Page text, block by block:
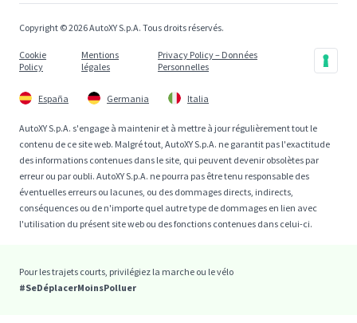
Copyright © 2026 AutoXY S.p.A. Tous droits réservés.
Cookie
Policy
Mentions
légales
Privacy Policy – Données
Personnelles
España Germania Italia
AutoXY S.p.A. s'engage à maintenir et à mettre à jour régulièrement tout le
contenu de ce site web. Malgré tout, AutoXY S.p.A. ne garantit pas l'exactitude
des informations contenues dans le site, qui peuvent devenir obsolètes par
erreur ou par oubli. AutoXY S.p.A. ne pourra pas être tenu responsable des
éventuelles erreurs ou lacunes, ou des dommages directs, indirects,
conséquences ou de n'importe quel autre type de dommages en lien avec
l'utilisation du présent site web ou des fonctions contenues dans celui-ci.
Pour les trajets courts, privilégiez la marche ou le vélo
#SeDéplacerMoinsPolluer